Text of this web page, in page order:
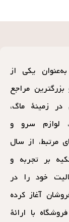
یکی از
مراجع
در زمینهٔ ماگ،
لوازم سرو و
مرتبط، از سال
با تکیه بر تجربه و
خود را در
آغاز کرده
با ارائهٔ